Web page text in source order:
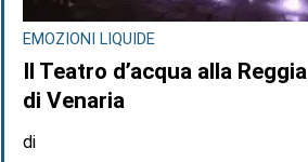
EMOZIONI LIQUIDE
Il Teatro d’acqua alla Reggia
di Venaria
di